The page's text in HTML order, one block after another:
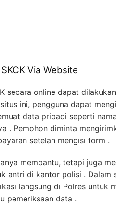
Via Website
secara online dapat
ini, pengguna dapat
data pribadi seperti
. Pemohon diminta
setelah mengisi form .
membantu, tetapi juga
antri di kantor polisi . Dalam
langsung di Polres untuk
pemeriksaan data .